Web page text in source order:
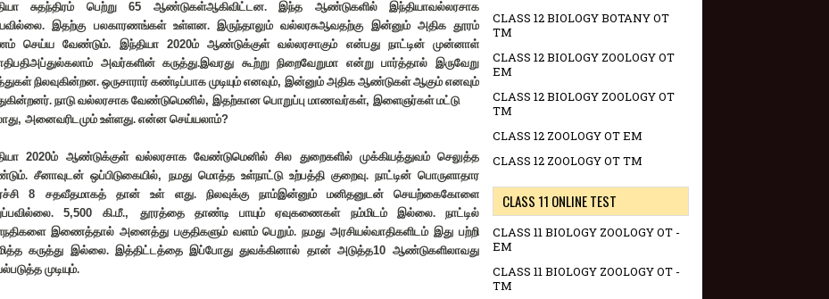
சுதந்திரம் பெற்று 65ஆண்டுகள்ஆகிவிட்டன. இந்த ஆண்டுகளில் இந்தியாவல்லரசாக
இதற்கு பலகாரணங்கள் உள்ளன. இருந்தாலும் வல்லரசுஆவதற்கு இன்னும் அதிக தூரம்
செய்ய வேண்டும். இந்தியா 2020ம் ஆண்டுக்குள் வல்லரசாகும் என்பது நாட்டின் முன்னாள்
அவர்களின் கருத்து.இவரது கூற்று நிறைவேறுமா என்று பார்த்தால் இருவேறு
நிலவுகின்றன. ஒருசாரார் கண்டிப்பாக முடியும் எனவும், இன்னும் அதிக ஆண்டுகள் ஆகும் எனவும்
நாடு வல்லரசாக வேண்டுமெனில், இதற்கான பொறுப்பு மாணவர்கள், இளைஞர்கள் மட்டு
, அனைவரிடமும் உள்ளது. என்ன செய்யலாம்?
2020ம் ஆண்டுக்குள் வல்லரசாக வேண்டுமெனில் சில துறைகளில் முக்கியத்துவம் செலுத்த
சீனாவுடன் ஒப்பிடுகையில், நமது மொத்த உள்நாட்டு உற்பத்தி குறைவு. நாட்டின் பொருளாதார
8சதவீதமாகத் தான் உள் ளது. நிலவுக்கு நாம்இன்னும் மனிதனுடன் செயற்கைகோளை
5,500கி.மீ., தூரத்தை தாண்டி பாயும் ஏவுகணைகள் நம்மிடம் இல்லை. நாட்டில்
இணைத்தால் அனைத்து பகுதிகளும் வளம் பெறும். நமது அரசியல்வாதிகளிடம் இது பற்றி
கருத்து இல்லை. இத்திட்டத்தை இப்போது துவக்கினால் தான் அடுத்த10 ஆண்டுகளிலாவது
முடியும்.
CLASS 12 BIOLOGY BOTANY OT
TM
CLASS 12 BIOLOGY ZOOLOGY OT
EM
CLASS 12 BIOLOGY ZOOLOGY OT
TM
CLASS 12 ZOOLOGY OT EM
CLASS 12 ZOOLOGY OT TM
CLASS 11 ONLINE TEST
CLASS 11 BIOLOGY ZOOLOGY OT -
EM
CLASS 11 BIOLOGY ZOOLOGY OT -
TM